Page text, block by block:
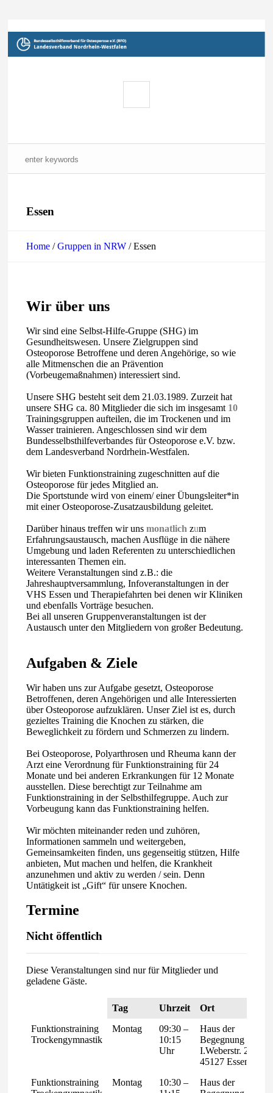
Essen
Home /Gruppen in NRW /Essen
Wir über uns
Wir sind eine Selbst-Hilfe-Gruppe (SHG) im
Gesundheitswesen. Unsere Zielgruppen sind
Osteoporose Betroffene und deren Angehörige, so wie
alle Mitmenschen die an Prävention
(Vorbeugemaßnahmen) interessiert sind.
Unsere SHG besteht seit dem 21.03.1989. Zurzeit hat
unsere SHG ca. 80 Mitglieder die sich im insgesamt10
Trainingsgruppen aufteilen, die im Trockenen und im
Wasser trainieren. Angeschlossen sind wir dem
Bundesselbsthilfeverbandes für Osteoporose e.V. bzw.
dem Landesverband Nordrhein-Westfalen.
Wir bieten Funktionstraining zugeschnitten auf die
Osteoporose für jedes Mitglied an.
Die Sportstunde wird von einem/ einer Übungsleiter*in
mit einer Osteoporose-Zusatzausbildung geleitet.
Darüber hinaus treffen wir unsmonatlich zum
Erfahrungsaustausch, machen Ausflüge in die nähere
Umgebung und laden Referenten zu unterschiedlichen
interessanten Themen ein.
Weitere Veranstaltungen sind z.B.: die
Jahreshauptversammlung, Infoveranstaltungen in der
VHS Essen und Therapiefahrten bei denen wir Kliniken
und ebenfalls Vorträge besuchen.
Bei all unseren Gruppenveranstaltungen ist der
Austausch unter den Mitgliedern von großer Bedeutung.
Aufgaben & Ziele
Wir haben uns zur Aufgabe gesetzt, Osteoporose
Betroffenen, deren Angehörigen und alle Interessierten
über Osteoporose aufzuklären. Unser Ziel ist es, durch
gezieltes Training die Knochen zu stärken, die
Beweglichkeit zu fördern und Schmerzen zu lindern.
Bei Osteoporose, Polyarthrosen und Rheuma kann der
Arzt eine Verordnung für Funktionstraining für 24
Monate und bei anderen Erkrankungen für 12 Monate
ausstellen. Diese berechtigt zur Teilnahme am
Funktionstraining in der Selbsthilfegruppe. Auch zur
Vorbeugung kann das Funktionstraining helfen.
Wir möchten miteinander reden und zuhören,
Informationen sammeln und weitergeben,
Gemeinsamkeiten finden, uns gegenseitig stützen, Hilfe
anbieten, Mut machen und helfen, die Krankheit
anzunehmen und aktiv zu werden / sein. Denn
Untätigkeit ist „Gift“ für unsere Knochen.
Termine
Nicht öffentlich
Diese Veranstaltungen sind nur für Mitglieder und
geladene Gäste.
Tag Uhrzeit
Ort
Funktionstraining
Trockengymnastik
Montag
09:30 –
10:15
Uhr
Haus der
Begegnung
I.Weberstr. 28,
45127 Essen
Funktionstraining
Montag
10:30 –
Haus der